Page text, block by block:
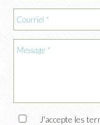
J'accepte les